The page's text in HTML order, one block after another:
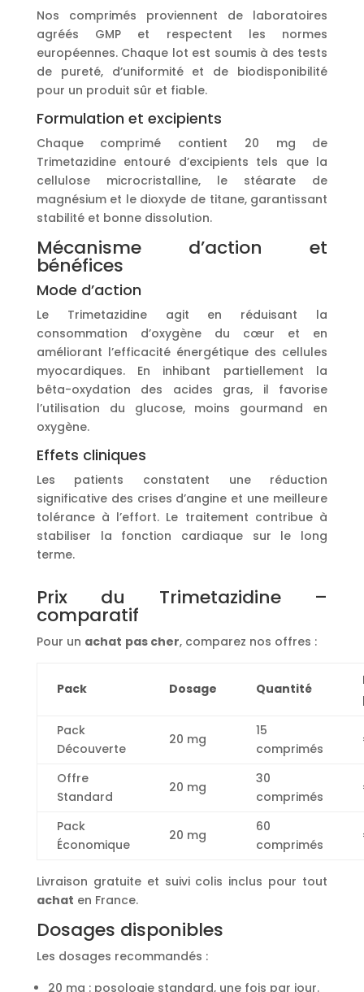
Nos comprimés proviennent de laboratoires
agréés GMP et respectent les normes
européennes. Chaque lot est soumis à des tests
de pureté, d’uniformité et de biodisponibilité
pour un produit sûr et fiable.
Formulation et excipients
Chaque comprimé contient 20 mg de
Trimetazidine entouré d’excipients tels que la
cellulose microcristalline, le stéarate de
magnésium et le dioxyde de titane, garantissant
stabilité et bonne dissolution.
Mécanisme d’action et
bénéfices
Mode d’action
Le Trimetazidine agit en réduisant la
consommation d’oxygène du cœur et en
améliorant l’efficacité énergétique des cellules
myocardiques. En inhibant partiellement la
bêta-oxydation des acides gras, il favorise
l’utilisation du glucose, moins gourmand en
oxygène.
Effets cliniques
Les patients constatent une réduction
significative des crises d’angine et une meilleure
tolérance à l’effort. Le traitement contribue à
stabiliser la fonction cardiaque sur le long
terme.
Prix du Trimetazidine –
comparatif
Pour un achat pas cher, comparez nos offres :
Pack Dosage Quantité
Pack
Découverte
20 mg
15
comprimés
Offre
Standard
20 mg
30
comprimés
Pack
Économique
20 mg
60
comprimés
Livraison gratuite et suivi colis inclus pour tout
achat en France.
Dosages disponibles
Les dosages recommandés :
20 mg : posologie standard, une fois par jour.